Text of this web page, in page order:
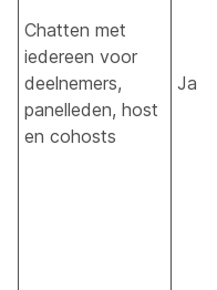
Chatten met
iedereen voor
deelnemers,
panelleden, host
en cohosts
Ja